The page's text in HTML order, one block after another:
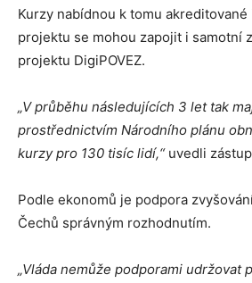
Kurzy nabídnou k tomu
projektu se mohou zapojit i samotní
projektu DigiPOVEZ.
„V průběhu následujících 3 let tak
prostřednictvím Národního plánu
kurzy pro 130 tisíc lidí,“ uvedli
Podle ekonomů je podpora
Čechů správným rozhodnutím.
„Vláda nemůže podporami udržovat